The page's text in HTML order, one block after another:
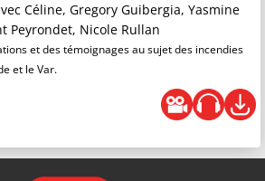
Céline, Gregory Guibergia, Yasmine
Peyrondet, Nicole Rullan
et des témoignages au sujet des incendies
et le Var.